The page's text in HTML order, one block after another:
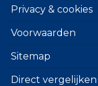
Privacy & cookies
Voorwaarden
Sitemap
Direct vergelijken